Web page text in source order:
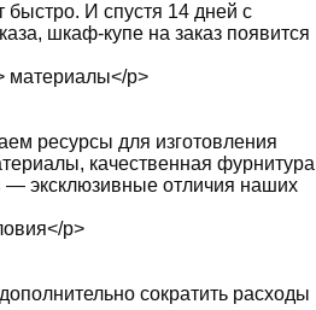
И спустя 14 дней с
шкаф-купе на заказ появится
ресурсы для изготовления
качественная фурнитура
— эксклюзивные отличия наших
сократить расходы